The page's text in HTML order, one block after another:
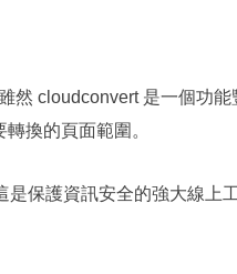
然 cloudconvert 是一個功能
換的頁面範圍。
是保護資訊安全的強大線上